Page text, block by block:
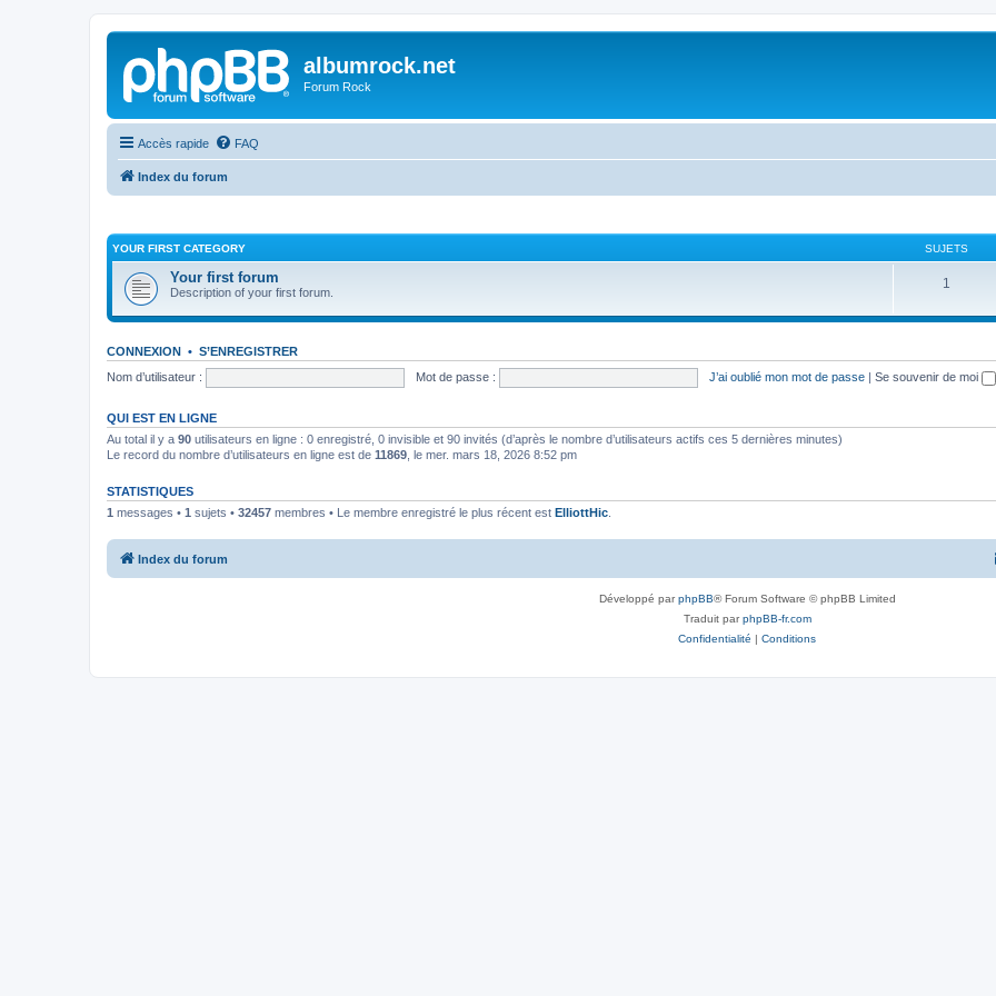
albumrock.net
Forum Rock
Accès rapide FAQ
Index du forum
YOUR FIRST CATEGORY SUJETS
Your first forum
Description of your first forum.
1
CONNEXION • S’ENREGISTRER
Nom d’utilisateur :
Mot de passe : J’ai oublié mon mot de passe | Se souvenir de moi
QUI EST EN LIGNE
Au total il y a 90 utilisateurs en ligne : 0 enregistré, 0 invisible et 90 invités (d’après le nombre d’utilisateurs actifs ces 5 dernières minutes)
Le record du nombre d’utilisateurs en ligne est de 11869 , le mer. mars 18, 2026 8:52 pm
STATISTIQUES
1 messages • 1 sujets • 32457 membres • Le membre enregistré le plus récent est ElliottHic
Index du forum
Développé parphpBB® Forum Software © phpBB Limited
Traduit parphpBB-fr.com
Confidentialité | Conditions